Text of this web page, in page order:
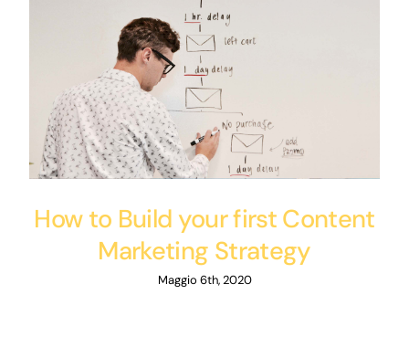
How to Build your first Content
Marketing Strategy
Maggio 6th, 2020